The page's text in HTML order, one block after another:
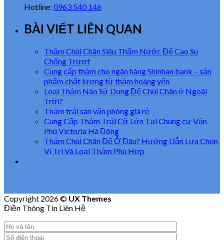
Hotline: 0963 540 146
BÀI VIẾT LIÊN QUAN
Thảm Chùi Chân Siêu Thấm Nước Đế Cao Su
Chống Trượt
Cung cấp thảm cho ngân hàng Shinhan bank – sản
phẩm chất lượng từ thảm hoàng yến
Loại Thảm Nào Sử Dụng Để Chùi Chân ở Ngoài
Trời?
Thảm trải sàn văn phòng giá rẻ
Cung Cấp Thảm Trải Cỡ Lớn Tại Chung cư Văn
Phú Victoria Hà Đông
Thảm Chùi Chân Để Ở Đâu? Hướng Dẫn Lựa Chọn
Vị Trí Và Loại Thảm Phù Hợp
Copyright 2026 © UX Themes
Điền Thông Tin Liên Hệ